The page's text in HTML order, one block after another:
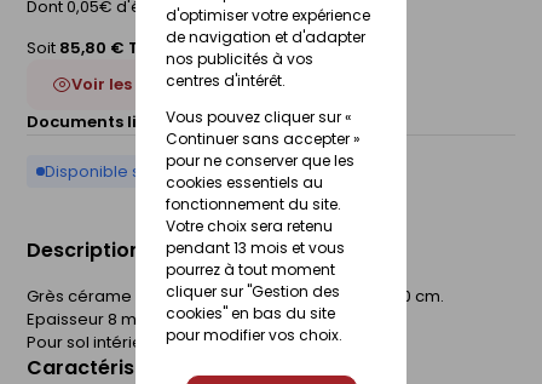
d'optimiser votre expérience
de navigation et d'adapter
nos publicités à vos
centres d'intérêt.
Vous pouvez cliquer sur «
Continuer sans accepter »
pour ne conserver que les
cookies essentiels au
fonctionnement du site.
Votre choix sera retenu
pendant 13 mois et vous
pourrez à tout moment
cliquer sur "Gestion des
cookies" en bas du site
pour modifier vos choix.
Dont 0,05€ d'éco-participation
Soit 85,80 € TTC /Boite
Voir les 2 déclinaisons
Documents liés :
Fiche technique
Disponible sur commande
Description du produit
Grès cérame émaillé. QB U3S P3 E3 C2. l.50 x L.100 cm.
Epaisseur 8 mm. Boîte de 2 m².
Pour sol intérieur.
Caractéristiques du produit